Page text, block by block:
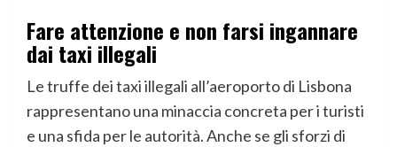
Fare attenzione e non farsi ingannare
dai taxi illegali
Le truffe dei taxi illegali all’aeroporto di Lisbona
rappresentano una minaccia concreta per i turisti
e una sfida per le autorità. Anche se gli sforzi di